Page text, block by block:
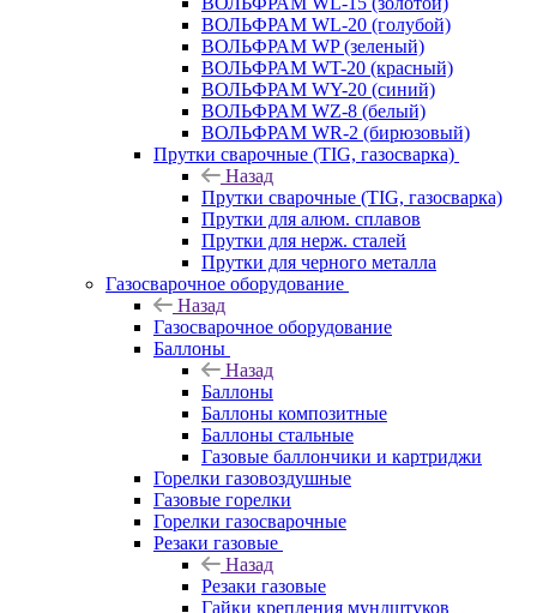
ВОЛЬФРАМ WL-20 (голубой)
ВОЛЬФРАМ WP (зеленый)
ВОЛЬФРАМ WT-20 (красный)
ВОЛЬФРАМ WY-20 (синий)
ВОЛЬФРАМ WZ-8 (белый)
ВОЛЬФРАМ WR-2 (бирюзовый)
Прутки сварочные (TIG, газосварка)
Назад
Прутки сварочные (TIG, газосварка)
Прутки для алюм. сплавов
Прутки для нерж. сталей
Прутки для черного металла
Газосварочное оборудование
Назад
Газосварочное оборудование
Баллоны
Назад
Баллоны
Баллоны композитные
Баллоны стальные
Газовые баллончики и картриджи
Горелки газовоздушные
Газовые горелки
Горелки газосварочные
Резаки газовые
Назад
Резаки газовые
Гайки крепления мундштуков